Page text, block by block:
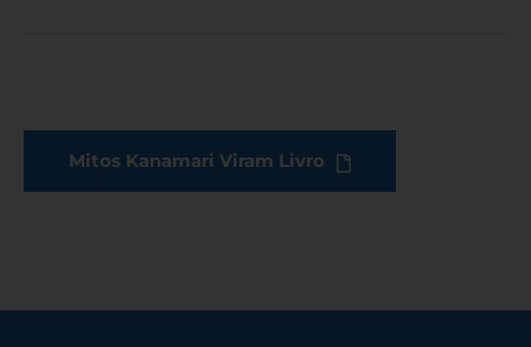
Mitos Kanamari Viram Livro